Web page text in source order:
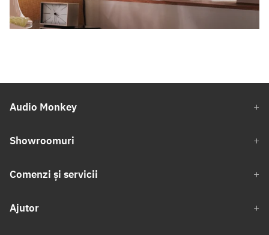
Audio Monkey
Showroomuri
Comenzi și servicii
Ajutor